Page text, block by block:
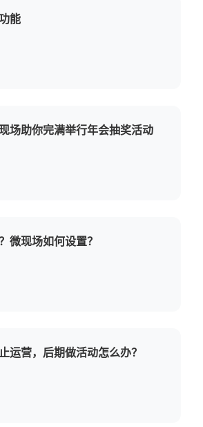
能
场助你完满举行年会抽奖活动
微现场如何设置？
运营，后期做活动怎么办？